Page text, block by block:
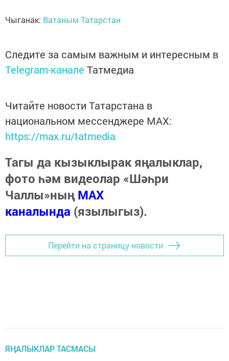
Чыганак: Ватаным Татарстан
Следите за самым важным и интересным в
Telegram-канале Татмедиа
Читайте новости Татарстана в
национальном мессенджере MАХ:
https://max.ru/tatmedia
Тагы да кызыклырак яңалыклар,
фото һәм видеолар «Шәһри
Чаллы»ныңMAX
каналында (язылыгыз).
Перейти на страницу новости
ЯҢАЛЫКЛАР ТАСМАСЫ